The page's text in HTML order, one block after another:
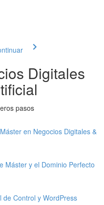
Digitales
pasos
en Negocios Digitales &
Máster y el Dominio Perfecto
de Control y WordPress